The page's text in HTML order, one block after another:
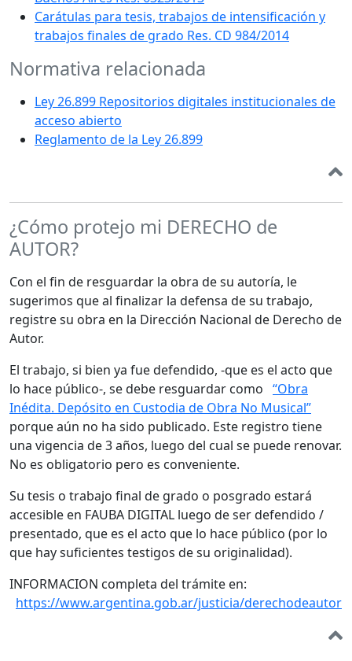
Carátulas para tesis, trabajos de intensificación y
trabajos finales de grado Res. CD 984/2014
Normativa relacionada
Ley 26.899 Repositorios digitales institucionales de
acceso abierto
Reglamento de la Ley 26.899
¿Cómo protejo mi DERECHO de
AUTOR?
Con el fin de resguardar la obra de su autoría, le
sugerimos que al finalizar la defensa de su trabajo,
registre su obra en la Dirección Nacional de Derecho de
Autor.
El trabajo, si bien ya fue defendido, -que es el acto que
lo hace público-, se debe resguardar como “Obra
Inédita. Depósito en Custodia de Obra No Musical”
porque aún no ha sido publicado. Este registro tiene
una vigencia de 3 años, luego del cual se puede renovar.
No es obligatorio pero es conveniente.
Su tesis o trabajo final de grado o posgrado estará
accesible en FAUBA DIGITAL luego de ser defendido /
presentado, que es el acto que lo hace público (por lo
que hay suficientes testigos de su originalidad).
INFORMACION completa del trámite en:
https://www.argentina.gob.ar/justicia/derechodeautor